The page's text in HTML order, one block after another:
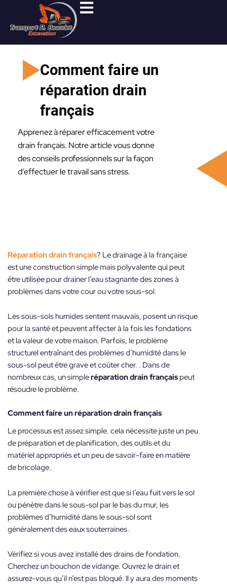
contenu
Comment faire un
réparation drain
français
Apprenez à réparer efficacement votre
drain français. Notre article vous donne
des conseils professionnels sur la façon
d’effectuer le travail sans stress.
Réparation drain français? Le drainage à la française
est une construction simple mais polyvalente qui peut
être utilisée pour drainer l’eau stagnante des zones à
problèmes dans votre cour ou votre sous-sol.
Les sous-sols humides sentent mauvais, posent un risque
pour la santé et peuvent affecter à la fois les fondations
et la valeur de votre maison. Parfois, le problème
structurel entraînant des problèmes d’humidité dans le
sous-sol peut être grave et coûter cher. . Dans de
nombreux cas, un simpleréparation drain françaispeut
résoudre le problème.
Comment faire unréparation drain français
Le processus est assez simple. cela nécessite juste un peu
de préparation et de planification, des outils et du
matériel appropriés et un peu de savoir-faire en matière
de bricolage.
La première chose à vérifier est que si l’eau fuit vers le sol
ou pénètre dans le sous-sol par le bas du mur, les
problèmes d’humidité dans le sous-sol sont
généralement des eaux souterraines.
Vérifiez si vous avez installé des drains de fondation.
Cherchez un bouchon de vidange. Ouvrez le drain et
assurez-vous qu’il n’est pas bloqué. Il y aura des moments